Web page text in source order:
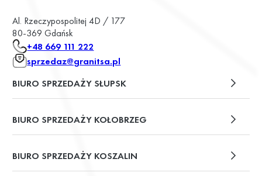
Al. Rzeczypospolitej 4D / 177
80-369 Gdańsk
+48 669 111 222
sprzedaz@granitsa.pl
BIURO SPRZEDAŻY SŁUPSK
plac Władysława Broniewskiego 13/u2
BIURO SPRZEDAŻY KOŁOBRZEG
ul. Św. Wojciecha 6
BIURO SPRZEDAŻY KOSZALIN